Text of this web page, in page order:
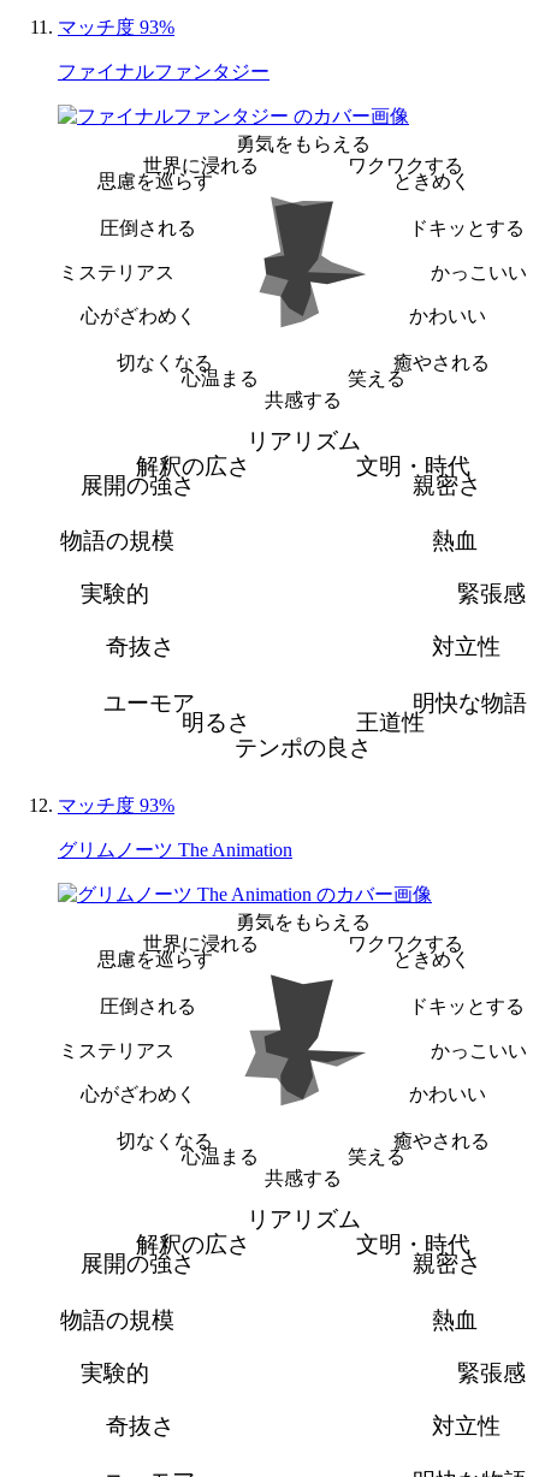
マッチ度 93%
ファイナルファンタジー
勇気をもらえる
ワクワクする
ときめく
ドキッとする
かっこいい
かわいい
癒やされる
笑える
共感する
心温まる
切なくなる
心がざわめく
ミステリアス
圧倒される
思慮を巡らす
世界に浸れる
リアリズム
文明・時代
親密さ
熱血
緊張感
対立性
明快な物語
王道性
テンポの良さ
明るさ
ユーモア
奇抜さ
実験的
物語の規模
展開の強さ
解釈の広さ
マッチ度 93%
グリムノーツ The Animation
勇気をもらえる
ワクワクする
ときめく
ドキッとする
かっこいい
かわいい
癒やされる
笑える
共感する
心温まる
切なくなる
心がざわめく
ミステリアス
圧倒される
思慮を巡らす
世界に浸れる
リアリズム
文明・時代
親密さ
熱血
緊張感
対立性
奇抜さ
実験的
物語の規模
展開の強さ
解釈の広さ